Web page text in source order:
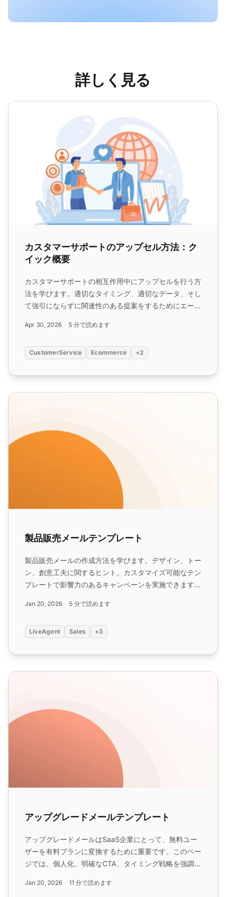
詳しく見る
カスタマーサポートのアップセル方法：クイック概要
カスタマーサポートのアップセル方法：ク
イック概要
カスタマーサポートの相互作用中にアップセルを行う方
法を学びます。適切なタイミング、適切なデータ、そし
て強引にならずに関連性のある提案をするためにエージ
Apr 30, 2026 5 分で読めます
CustomerService Ecommerce +2
製品販売メールテンプレート
製品販売メールテンプレート
製品販売メールの作成方法を学びます。デザイン、トー
ン、創意工夫に関するヒント。カスタマイズ可能なテン
プレートで影響力のあるキャンペーンを実施できます。
強化しましょう。...
Jan 20, 2026 5 分で読めます
LiveAgent Sales +3
アップグレードメールテンプレート
アップグレードメールテンプレート
アップグレードメールはSaaS企業にとって、無料ユー
ザーを有料プランに変換するために重要です。このペー
ジでは、個人化、明確なCTA、タイミング戦略を強調し
ジョンを向上させるための戦術とテンプレートを提供し
Jan 20, 2026 11 分で読めます